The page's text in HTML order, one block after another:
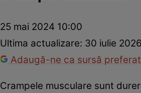
25 mai 2024 10:00
Ultima actualizare: 30 iulie
Adaugă-ne ca sursă
Crampele musculare sunt